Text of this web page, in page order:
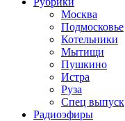
Москва
Подмосковье
Котельники
Мытищи
Пушкино
Истра
Руза
Спец выпуск
Радиоэфиры